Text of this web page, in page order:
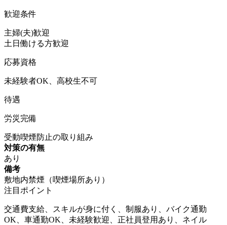
歓迎条件
主婦(夫)歓迎
土日働ける方歓迎
応募資格
未経験者OK、高校生不可
待遇
労災完備
受動喫煙防止の取り組み
対策の有無
あり
備考
敷地内禁煙（喫煙場所あり）
注目ポイント
交通費支給、スキルが身に付く、制服あり、バイク通勤
OK、車通勤OK、未経験歓迎、正社員登用あり、ネイル